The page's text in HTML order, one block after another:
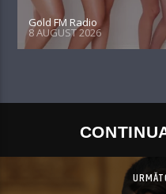
Gold FM Radio
8 AUGUST 2026